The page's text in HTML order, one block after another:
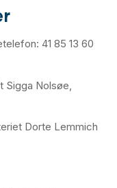
41 85 13 60
Sigga Nolsøe,
Dorte Lemmich